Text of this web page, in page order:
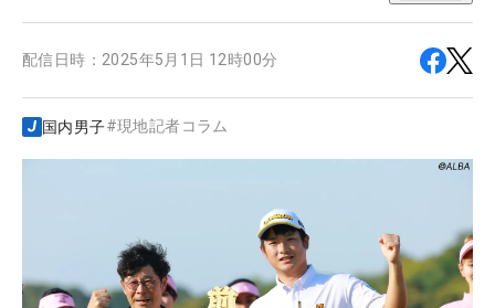
配信日時： 2025年5月1日 12時00分
国内男子#現地記者コラム